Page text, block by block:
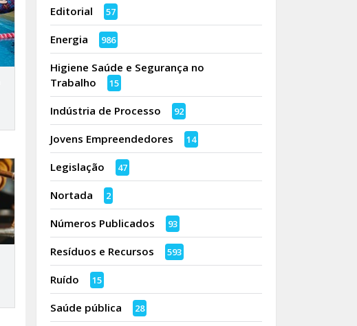
Editorial 57
Energia 986
Higiene Saúde e Segurança no
Trabalho
15
Indústria de Processo 92
Jovens Empreendedores 14
Legislação 47
Nortada 2
Números Publicados 93
Resíduos e Recursos 593
Ruído 15
Saúde pública 28